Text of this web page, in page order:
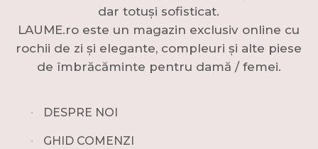
dar totuși sofisticat.
LAUME.ro este un magazin exclusiv online cu
rochii de zi și elegante, compleuri și alte piese
de îmbrăcăminte pentru damă / femei.
∙ DESPRE NOI
∙ GHID COMENZI